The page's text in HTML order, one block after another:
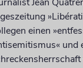
einen
und